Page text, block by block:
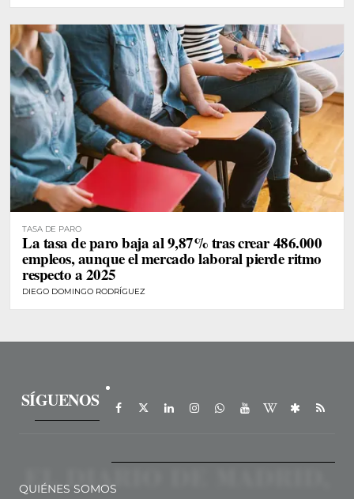
TASA DE PARO
La tasa de paro baja al 9,87% tras crear 486.000
empleos, aunque el mercado laboral pierde ritmo
respecto a 2025
DIEGO DOMINGO RODRÍGUEZ
SÍGUENOS
QUIÉNES SOMOS